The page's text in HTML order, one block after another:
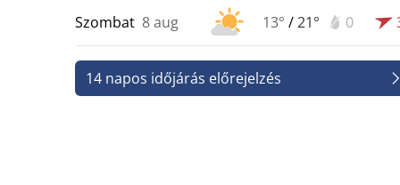
Szombat 8 aug 13° /21° 0
14 napos időjárás előrejelzés